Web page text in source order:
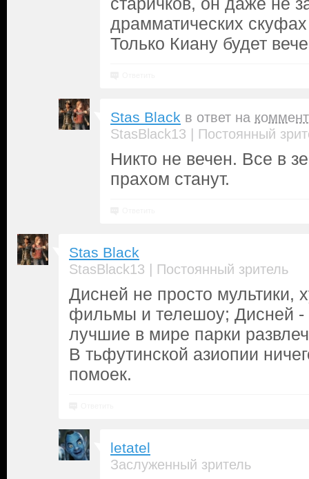
драмматических
Только Киану будет
Stas Black в ответ на
StasBlack13 | Постоянный
Никто не вечен. Все в
прахом станут.
Stas Black
StasBlack13 | Постоянный зритель
Дисней не просто мультики,
фильмы и телешоу; Дисней -
лучшие в мире парки
В тьфутинской азиопии
помоек.
letatel
Заслуженный зритель